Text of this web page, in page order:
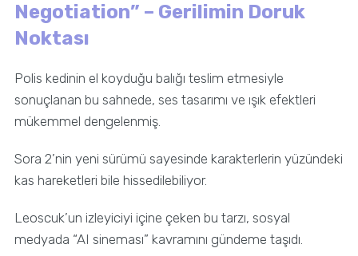
Negotiation” – Gerilimin Doruk
Noktası
Polis kedinin el koyduğu balığı teslim etmesiyle
sonuçlanan bu sahnede, ses tasarımı ve ışık efektleri
mükemmel dengelenmiş.
Sora 2’nin yeni sürümü sayesinde karakterlerin yüzündeki
kas hareketleri bile hissedilebiliyor.
Leoscuk’un izleyiciyi içine çeken bu tarzı, sosyal
medyada “AI sineması” kavramını gündeme taşıdı.